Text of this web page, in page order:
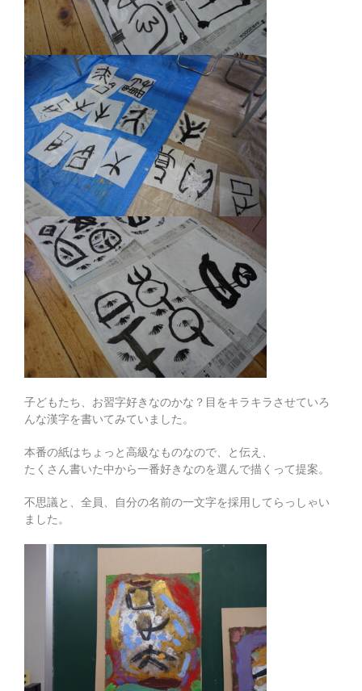
子どもたち、お習字好きなのかな？目をキラキラさせていろ
んな漢字を書いてみていました。
本番の紙はちょっと高級なものなので、と伝え、
たくさん書いた中から一番好きなのを選んで描くって提案。
不思議と、全員、自分の名前の一文字を採用してらっしゃい
ました。